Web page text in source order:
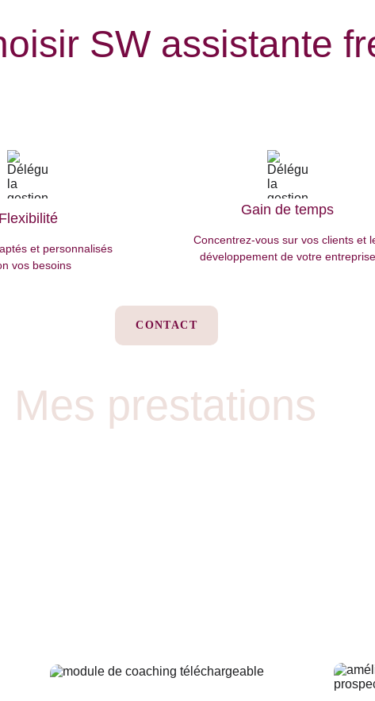
Gain de temps
Concentrez-vous sur vos clients et
développement de votre entreprise
Flexibilité
et personnalisés
vos besoins
SW assistante
CONTACT
Mes prestations